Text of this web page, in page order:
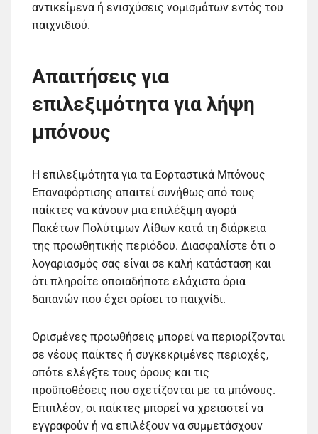
αντικείμενα ή ενισχύσεις νομισμάτων εντός του
παιχνιδιού.
Απαιτήσεις για
επιλεξιμότητα για λήψη
μπόνους
Η επιλεξιμότητα για τα Εορταστικά Μπόνους
Επαναφόρτισης απαιτεί συνήθως από τους
παίκτες να κάνουν μια επιλέξιμη αγορά
Πακέτων Πολύτιμων Λίθων κατά τη διάρκεια
της προωθητικής περιόδου. Διασφαλίστε ότι ο
λογαριασμός σας είναι σε καλή κατάσταση και
ότι πληροίτε οποιαδήποτε ελάχιστα όρια
δαπανών που έχει ορίσει το παιχνίδι.
Ορισμένες προωθήσεις μπορεί να περιορίζονται
σε νέους παίκτες ή συγκεκριμένες περιοχές,
οπότε ελέγξτε τους όρους και τις
προϋποθέσεις που σχετίζονται με τα μπόνους.
Επιπλέον, οι παίκτες μπορεί να χρειαστεί να
εγγραφούν ή να επιλέξουν να συμμετάσχουν